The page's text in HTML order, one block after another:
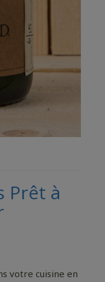
Prêt à
votre cuisine en